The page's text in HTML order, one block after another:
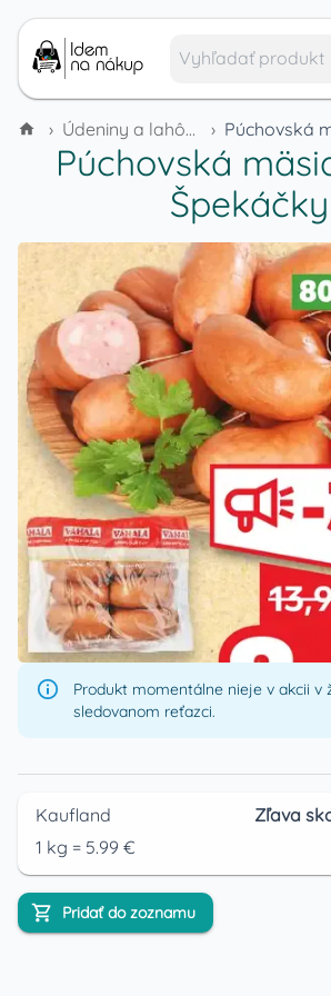
› Údeniny a lahôdky ›
Púchovská
Špekáčky
Produkt momentálne nieje v akcii v
sledovanom reťazci.
Kaufland Zľava
1 kg = 5.99 €
Pridať do zoznamu